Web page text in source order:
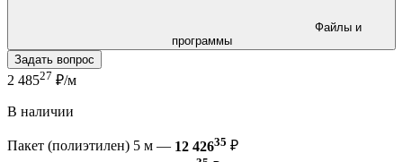
программы
Задать вопрос
2 48527 ₽/м
В наличии
Пакет (полиэтилен) 5 м — 12 42635 ₽